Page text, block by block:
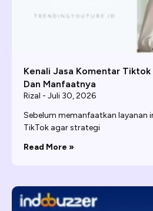
Kenali Jasa Komentar Tiktok
Dan Manfaatnya
Rizal
Juli 30, 2026
Sebelum memanfaatkan layanan
TikTok agar strategi
Read More »